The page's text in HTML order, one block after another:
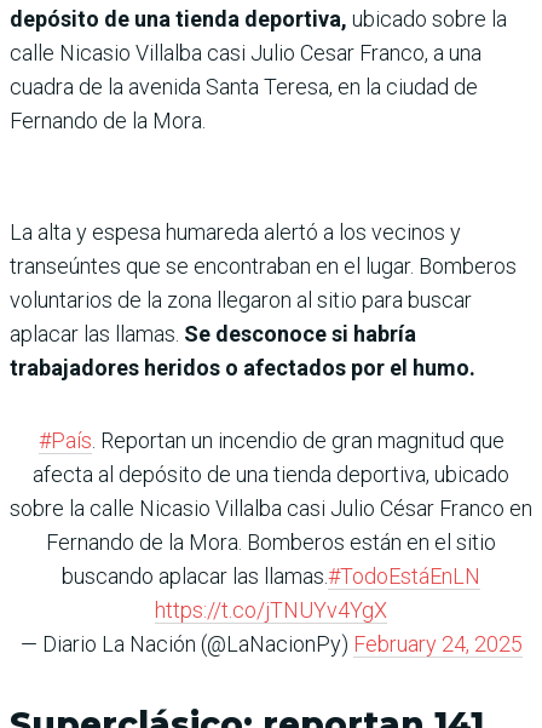
depósito de una tienda deportiva, ubicado sobre la
calle Nicasio Villalba casi Julio Cesar Franco, a una
cuadra de la avenida Santa Teresa, en la ciudad de
Fernando de la Mora.
La alta y espesa humareda alertó a los vecinos y
transeúntes que se encontraban en el lugar. Bomberos
voluntarios de la zona llegaron al sitio para buscar
aplacar las llamas. Se desconoce si habría
trabajadores heridos o afectados por el humo.
#País . Reportan un incendio de gran magnitud que
afecta al depósito de una tienda deportiva, ubicado
sobre la calle Nicasio Villalba casi Julio César Franco en
Fernando de la Mora. Bomberos están en el sitio
buscando aplacar las llamas.#TodoEstáEnLN
https://t.co/jTNUYv4YgX
— Diario La Nación (@LaNacionPy) February 24, 2025